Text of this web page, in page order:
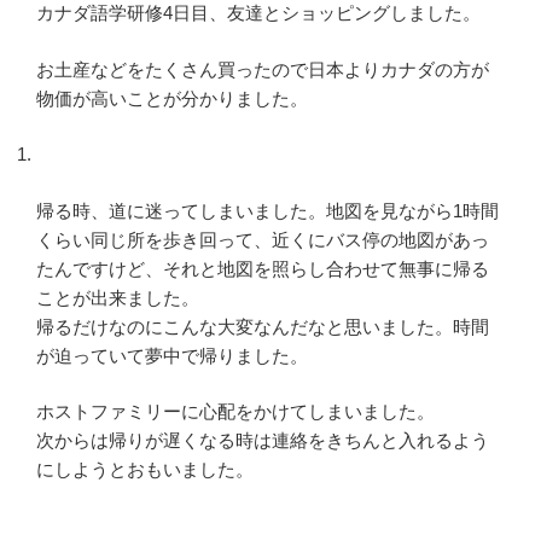
カナダ語学研修4日目、友達とショッピングしました。
お土産などをたくさん買ったので日本よりカナダの方が
物価が高いことが分かりました。
帰る時、道に迷ってしまいました。地図を見ながら1時間
くらい同じ所を歩き回って、近くにバス停の地図があっ
たんですけど、それと地図を照らし合わせて無事に帰る
ことが出来ました。
帰るだけなのにこんな大変なんだなと思いました。時間
が迫っていて夢中で帰りました。
ホストファミリーに心配をかけてしまいました。
次からは帰りが遅くなる時は連絡をきちんと入れるよう
にしようとおもいました。